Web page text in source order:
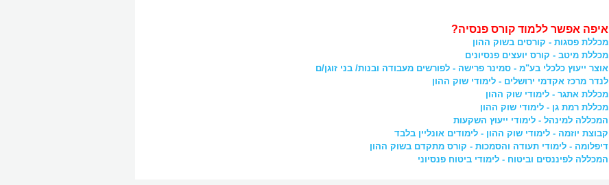
איפה אפשר ללמוד קורס פנסיה?
מכללת פסגות - קורסים בשוק ההון
מכללת מיטב - קורס יועצים פנסיונים
אוצר ייעוץ כלכלי בע"מ - סמינר פרישה - לפורשים מעבודה ובנות/ בני זוגן/ם
לנדר מרכז אקדמי ירושלים - לימודי שוק ההון
מכללת אתגר - לימודי שוק ההון
מכללת רמת גן - לימודי שוק ההון
המכללה למינהל - לימודי ייעוץ השקעות
קבוצת יוזמה - לימודי שוק ההון - לימודים אונליין בלבד
דיפלומה - לימודי תעודה והסמכות - קורס מתקדם בשוק ההון
המכללה לפיננסים וביטוח - לימודי ביטוח פנסיוני